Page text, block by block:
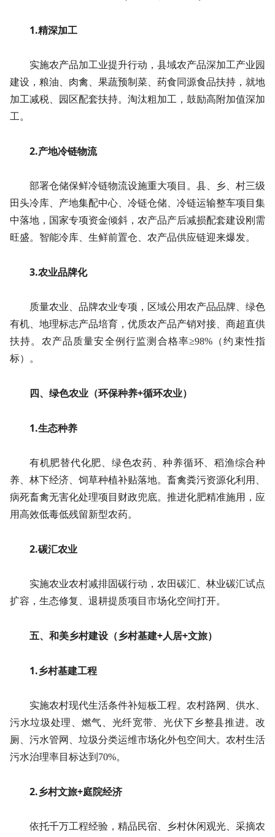
1.精深加工
实施农产品加工业提升行动，县域农产品深加工产业园
建设，粮油、肉禽、果蔬预制菜、药食同源食品扶持，就地
加工减税、园区配套扶持。淘汰粗加工，鼓励高附加值深加
工。
2.产地冷链物流
部署仓储保鲜冷链物流设施重大项目。县、乡、村三级
田头冷库、产地集配中心、冷链仓储、冷链运输整车项目集
中落地，国家专项资金倾斜，农产品产后减损配套建设刚需
旺盛。智能冷库、生鲜前置仓、农产品供应链迎来爆发。
3.农业品牌化
质量农业、品牌农业专项，区域公用农产品品牌、绿色
有机、地理标志产品培育，优质农产品产销对接、商超直供
扶持。农产品质量安全例行监测合格率≥98%（约束性指
标）。
四、绿色农业（环保种养+循环农业）
1.生态种养
有机肥替代化肥、绿色农药、种养循环、稻渔综合种
养、林下经济、饲草种植补贴落地。畜禽粪污资源化利用、
病死畜禽无害化处理项目财政兜底。推进化肥精准施用，应
用高效低毒低残留新型农药。
2.碳汇农业
实施农业农村减排固碳行动，农田碳汇、林业碳汇试点
扩容，生态修复、退耕提质项目市场化空间打开。
五、和美乡村建设（乡村基建+人居+文旅）
1.乡村基建工程
实施农村现代生活条件补短板工程。农村路网、供水、
污水垃圾处理、燃气、光纤宽带、光伏下乡整县推进。改
厕、污水管网、垃圾分类运维市场化外包空间大。农村生活
污水治理率目标达到70%。
2.乡村文旅+庭院经济
依托千万工程经验，精品民宿、乡村休闲观光、采摘农